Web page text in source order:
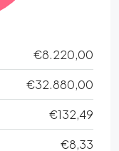
€8.220,00
€32.880,00
€132,49
€8,33